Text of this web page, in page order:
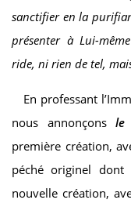
sanctifier en la
présenter à Lui-
ride, ni rien de tel,
En professant
nous annonçonsle
première création,
péché originel
nouvelle création,